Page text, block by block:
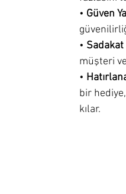
• Güven
•
müşteri ve
•
bir
kılar.